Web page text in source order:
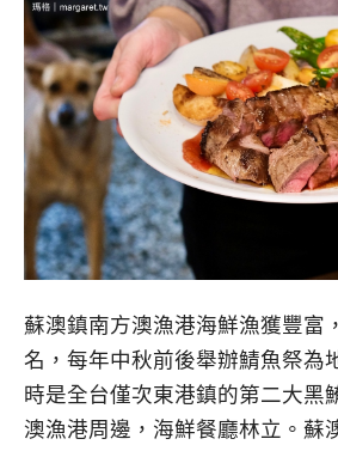
蘇澳鎮南方澳漁港海鮮漁獲豐富
名，每年中秋前後舉辦鯖魚祭為
時是全台僅次東港鎮的第二大黑
澳漁港周邊，海鮮餐廳林立。蘇